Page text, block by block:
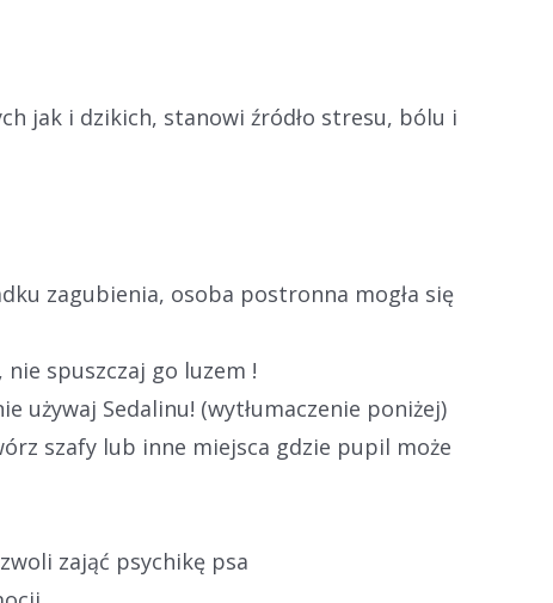
jak i dzikich, stanowi źródło stresu, bólu i
zagubienia, osoba postronna mogła się
spuszczaj go luzem !
używaj Sedalinu! (wytłumaczenie poniżej)
szafy lub inne miejsca gdzie pupil może
zająć psychikę psa